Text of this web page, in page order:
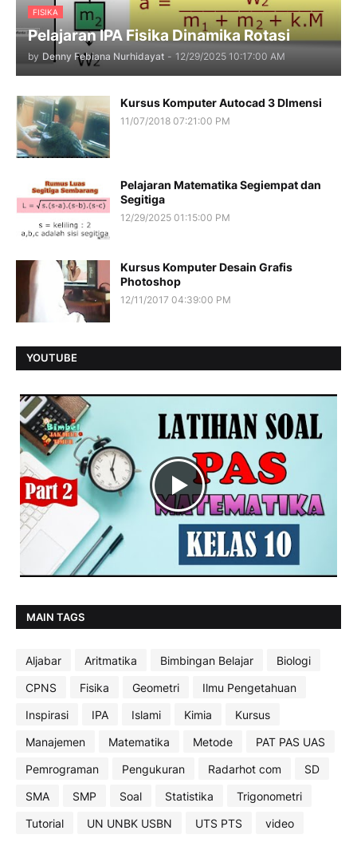
FISIKA
Pelajaran IPA Fisika Dinamika Rotasi
by Denny Febiana Nurhidayat - 12/29/2025 10:17:00 AM
Kursus Komputer Autocad 3 DImensi
11/07/2018 07:21:00 PM
Pelajaran Matematika Segiempat dan
Segitiga
12/29/2025 01:15:00 PM
Kursus Komputer Desain Grafis
Photoshop
12/11/2017 04:39:00 PM
YOUTUBE
MAIN TAGS
Aljabar Aritmatika Bimbingan Belajar
Biologi
CPNS
Fisika Geometri
Ilmu Pengetahuan
Inspirasi
IPA Islami Kimia
Kursus
Manajemen
Matematika Metode
PAT PAS UAS
Pemrograman
Pengukuran Radarhot com
SD
SMA
SMP Soal Statistika
Trigonometri
Tutorial
UN UNBK USBN UTS PTS video